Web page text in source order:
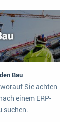
Bau
Sie achten
einem ERP-
suchen.